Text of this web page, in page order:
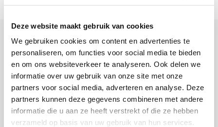
Deze website maakt gebruik van cookies
We gebruiken cookies om content en advertenties te
personaliseren, om functies voor social media te bieden
en om ons websiteverkeer te analyseren. Ook delen we
informatie over uw gebruik van onze site met onze
partners voor social media, adverteren en analyse. Deze
partners kunnen deze gegevens combineren met andere
informatie die u aan ze heeft verstrekt of die ze hebben
verzameld op basis van uw gebruik van hun services.
+31 23 205 2006
info@bruut.nl
Kontakt Formular
Öffnen 12:00 - 18:00
ÖFFNUNGSZEITEN ANZEIGEN